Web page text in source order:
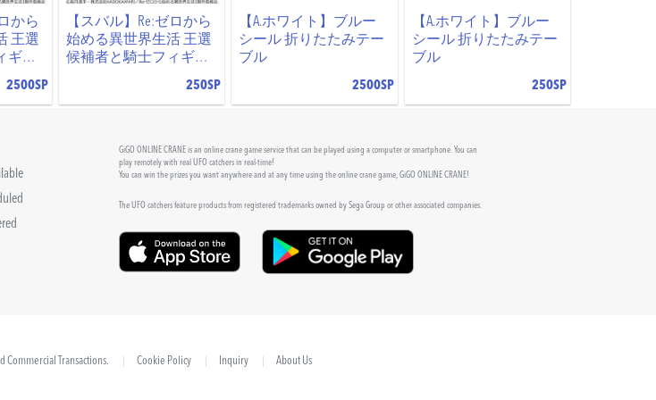
から
王選
ギュ
ー～G
2500SP
【スバル】Re:ゼロから
始める異世界生活 王選
候補者と騎士フィギュ
アーエミリア陣営ー～G
250SP
【A.ホワイト】ブルー
シール 折りたたみテー
ブル
2500SP
【A.ホワイト】ブルー
シール 折りたたみテー
ブル
250SP
GiGO ONLINE CRANE is an online crane game service that can be played using a computer or smartphone. You can
play remotely with real UFO catchers in real-time!
You can win the prizes you want anywhere and at any time using the online crane game, GiGO ONLINE CRANE!
The UFO catchers feature products from registered trademarks owned by Sega Group or other associated companies.
Commercial Transactions. Cookie Policy Inquiry About Us